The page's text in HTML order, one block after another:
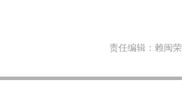
责任编辑： 赖闽荣